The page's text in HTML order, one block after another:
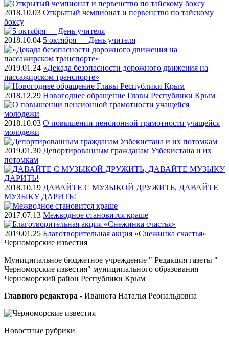
2018.10.03 Открытый чемпионат и первенство по тайскому
боксу
2018.10.04 5 октября — День учителя
2019.01.24 «Декада безопасности дорожного движения на
пассажирском транспорте»
2018.12.29 Новогоднее обращение Главы Республики Крым
2018.10.03 О повышении пенсионной грамотности учащейся
молодежи
2019.01.30 Депортированным гражданам Узбекистана и их
потомкам
2018.10.19 ДАВАЙТЕ С МУЗЫКОЙ ДРУЖИТЬ, ДАВАЙТЕ
МУЗЫКУ ДАРИТЬ!
2017.07.13 Межводное становится краше
2019.01.25 Благотворительная акция «Снежинка счастья»
Черноморские известия
Муниципальное бюджетное учреждение " Редакция газеты "
Черноморские известия" муниципального образования
Черноморский район Республики Крым
Главного редактора - Иванюта Наталья Реональдовна
Новостные рубрики